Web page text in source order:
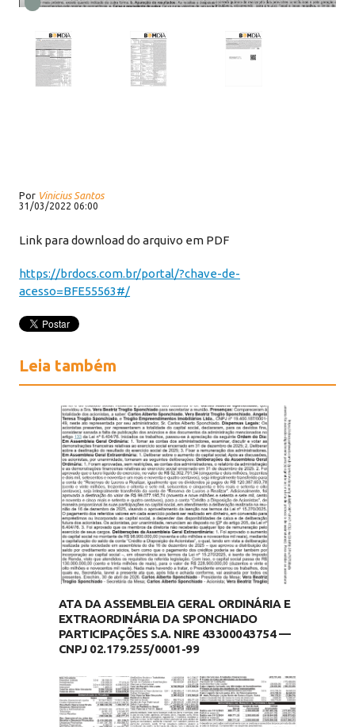
Por Vinicius Santos
31/03/2022 06:00
Link para download do arquivo em PDF
https://brdocs.com.br/portal/?chave-de-
acesso=BFE55563#/
Leia também
ATA DA ASSEMBLEIA GERAL ORDINÁRIA E
EXTRAORDINÁRIA DA SPONCHIADO
PARTICIPAÇÕES S.A. NIRE 43300043754 —
CNPJ 02.179.255/0001-99